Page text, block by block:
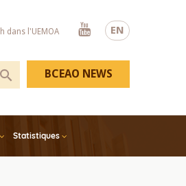
EN
dans l'UEMOA
Youtube
Statistiques
BCEAO NEWS